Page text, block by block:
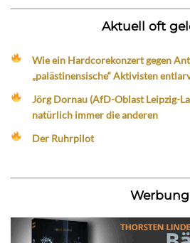
Aktuell oft
Wie ein Hardcorekonzert gegen
„palästinensische“ Aktivisten
Jörg Dornau (AfD-Oblast Leipzig-
natürlich immer die anderen
Der Ruhrpilot
Werbung